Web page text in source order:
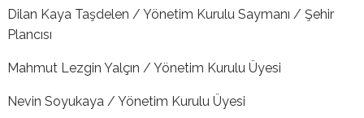
Dilan Kaya Taşdelen / Yönetim Kurulu Saymanı / Şehir
Plancısı
Mahmut Lezgin Yalçın / Yönetim Kurulu Üyesi
Nevin Soyukaya / Yönetim Kurulu Üyesi